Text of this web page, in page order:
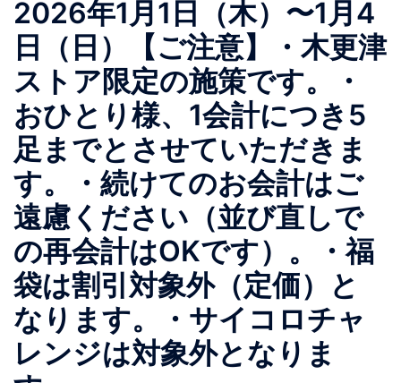
2026年1月1日（木）〜1月4
日（日）【ご注意】・木更津
ストア限定の施策です。・
おひとり様、1会計につき5
足までとさせていただきま
す。・続けてのお会計はご
遠慮ください（並び直しで
の再会計はOKです）。・福
袋は割引対象外（定価）と
なります。・サイコロチャ
レンジは対象外となりま